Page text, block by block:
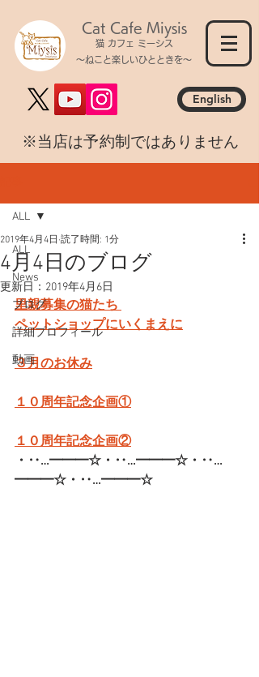
Cat Cafe Miysis
猫 カフェ ミーシス
～ねこと楽しいひとときを～
English
​※当店は予約制ではありません
ALL
News
ブログ
詳細プロフィール
動画
ALL
4月4日のブログ
2019年4月4日 読了時間: 1分
更新日： 2019年4月6日
里親募集の猫たち
ペットショップにいくまえに
３月のお休み
１０周年記念企画①
１０周年記念企画②
・‥…━━━☆・‥…━━━☆・‥…
━━━☆・‥…━━━☆